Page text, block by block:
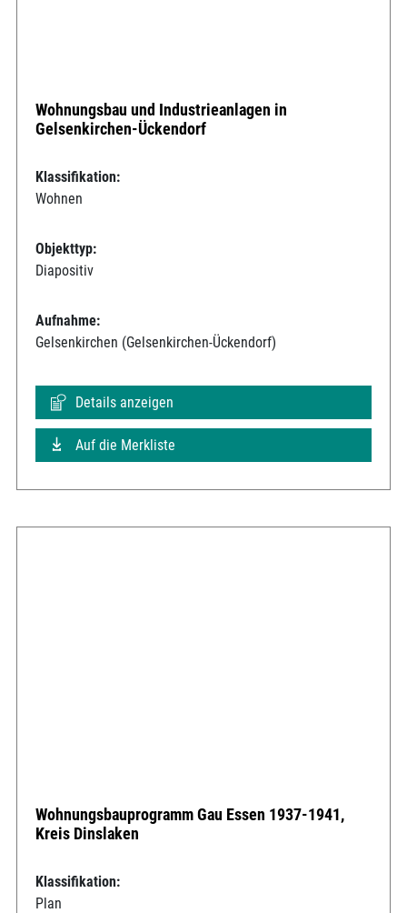
Wohnungsbau und Industrieanlagen in
Gelsenkirchen-Ückendorf
Klassifikation:
Wohnen
Objekttyp:
Diapositiv
Aufnahme:
Gelsenkirchen (Gelsenkirchen-Ückendorf)
Details anzeigen
Auf die Merkliste
Wohnungsbauprogramm Gau Essen 1937-1941,
Kreis Dinslaken
Klassifikation:
Plan